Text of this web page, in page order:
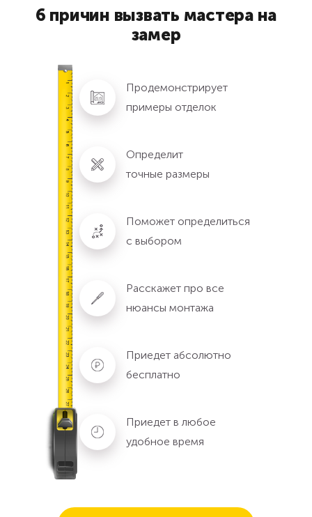
6 причин вызвать мастера на
замер
Продемонстрирует
примеры отделок
Определит
точные размеры
Поможет определиться
с выбором
Расскажет про все
нюансы монтажа
Приедет абсолютно
бесплатно
Приедет в любое
удобное время